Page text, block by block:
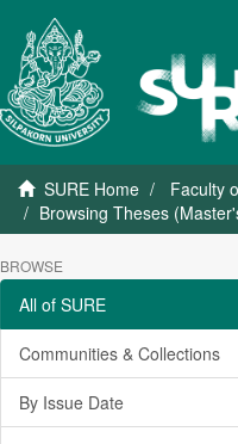
SURE Home Faculty
Browsing Theses
BROWSE
All of SURE
Communities & Collections
By Issue Date